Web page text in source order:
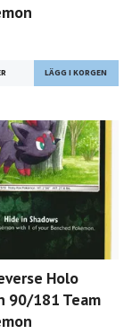
Holo
90/181 Team